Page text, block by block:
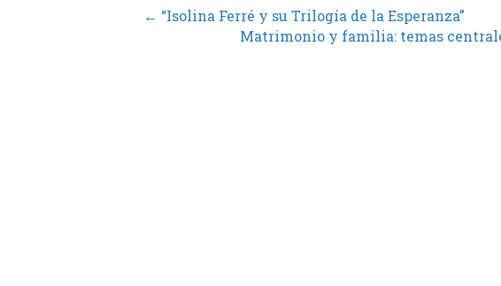
k n
← “Isolina Ferré y su Trilogía de la Esperanza”
Matrimonio y familia: temas